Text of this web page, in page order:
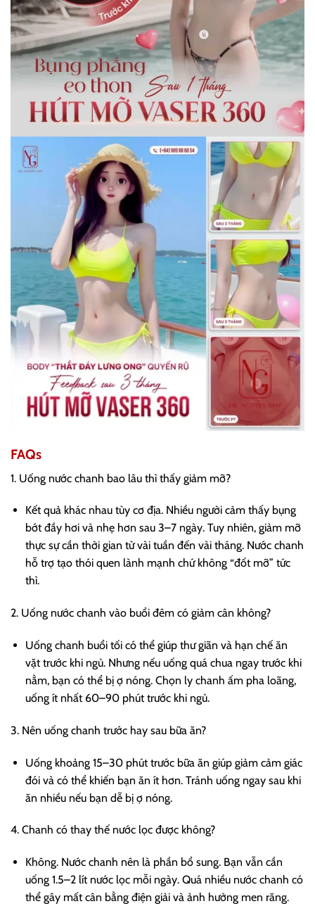
FAQs
1. Uống nước chanh bao lâu thì thấy giảm mỡ?
Kết quả khác nhau tùy cơ địa. Nhiều người cảm thấy bụng
bớt đầy hơi và nhẹ hơn sau 3–7 ngày. Tuy nhiên, giảm mỡ
thực sự cần thời gian từ vài tuần đến vài tháng. Nước chanh
hỗ trợ tạo thói quen lành mạnh chứ không “đốt mỡ” tức
thì.
2. Uống nước chanh vào buổi đêm có giảm cân không?
Uống chanh buổi tối có thể giúp thư giãn và hạn chế ăn
vặt trước khi ngủ. Nhưng nếu uống quá chua ngay trước khi
nằm, bạn có thể bị ợ nóng. Chọn ly chanh ấm pha loãng,
uống ít nhất 60–90 phút trước khi ngủ.
3. Nên uống chanh trước hay sau bữa ăn?
Uống khoảng 15–30 phút trước bữa ăn giúp giảm cảm giác
đói và có thể khiến bạn ăn ít hơn. Tránh uống ngay sau khi
ăn nhiều nếu bạn dễ bị ợ nóng.
4. Chanh có thay thế nước lọc được không?
Không. Nước chanh nên là phần bổ sung. Bạn vẫn cần
uống 1.5–2 lít nước lọc mỗi ngày. Quá nhiều nước chanh có
thể gây mất cân bằng điện giải và ảnh hưởng men răng.